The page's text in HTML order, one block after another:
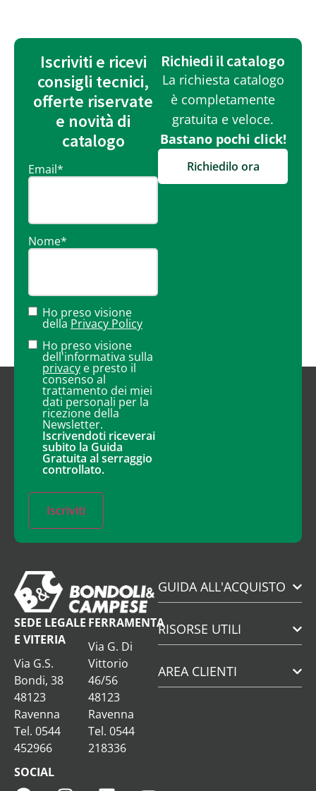
Iscriviti e ricevi
consigli tecnici,
offerte riservate
e novità di
catalogo
Email*
Nome*
Ho preso visione
della Privacy Policy
Ho preso visione
dell'informativa sulla
privacy e presto il
consenso al
trattamento dei miei
dati personali per la
ricezione della
Newsletter.
Iscrivendoti riceverai
subito la Guida
Gratuita al serraggio
controllato.
Iscriviti
Richiedi il catalogo
La richiesta catalogo
è completamente
gratuita e veloce.
Bastano pochi click!
Richiedilo ora
SEDE LEGALE
E VITERIA
Via G.S.
Bondi, 38
48123
Ravenna
Tel. 0544
452966
FERRAMENTA
Via G. Di
Vittorio
46/56
48123
Ravenna
Tel. 0544
218336
SOCIAL
GUIDA ALL'ACQUISTO
RISORSE UTILI
AREA CLIENTI